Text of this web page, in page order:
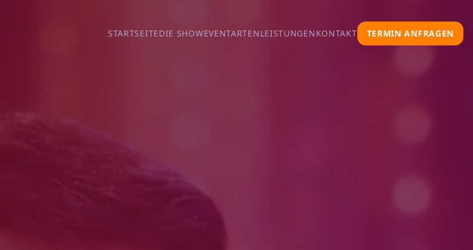
STARTSEITEDIE SHOWEVENTARTENLEISTUNGENKONTAKT TERMIN ANFRAGEN